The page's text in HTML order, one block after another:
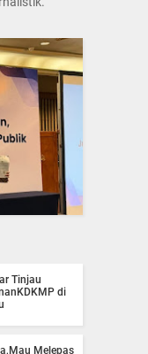
Tinjau
di
Melepas